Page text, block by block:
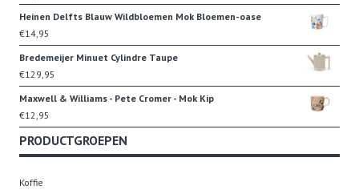
Heinen Delfts Blauw Wildbloemen Mok Bloemen-oase
€14,95
Bredemeijer Minuet Cylindre Taupe
€129,95
Maxwell & Williams - Pete Cromer - Mok Kip
€12,95
PRODUCTGROEPEN
Koffie